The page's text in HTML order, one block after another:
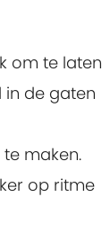
om te laten
de gaten
maken.
op ritme